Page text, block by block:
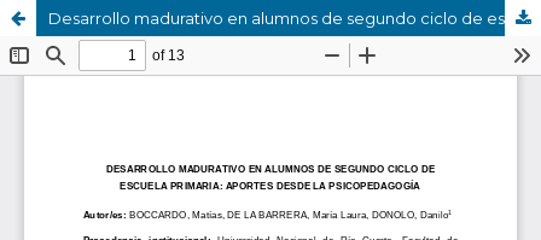
Desarrollo madurativo en alumnos de segundo ciclo de escuela primaria: aportes desde la psicopedagogía